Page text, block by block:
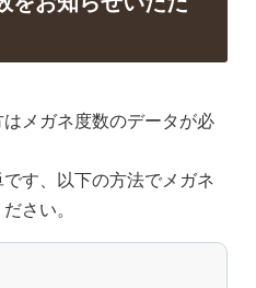
メガネ度数のデータが必
す、以下の方法でメガネ
さい。